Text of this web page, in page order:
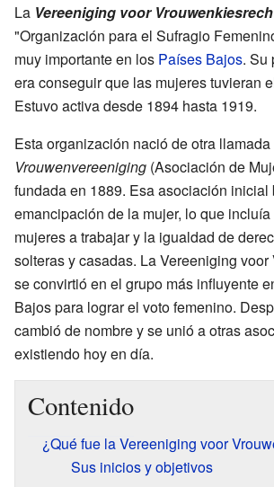
La Vereeniging voor
"Organización para el Sufragio
muy importante en los Países Bajos. Su
era conseguir que las mujeres tuvieran
Estuvo activa desde 1894 hasta 1919.
Esta organización nació de otra llamada
Vrouwenvereeniging (Asociación de
fundada en 1889. Esa asociación inicial
emancipación de la mujer, lo que
mujeres a trabajar y la igualdad de
solteras y casadas. La Vereeniging
se convirtió en el grupo más influyente
Bajos para lograr el voto femenino.
cambió de nombre y se unió a otras
existiendo hoy en día.
Contenido
¿Qué fue la Vereeniging voor
Sus inicios y objetivos